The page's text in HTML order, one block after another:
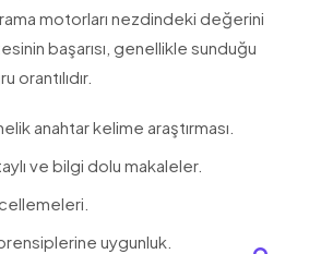
motorları nezdindeki değerini
başarısı, genellikle sunduğu
anahtar kelime araştırması.
ve bilgi dolu makaleler.
uygunluk.